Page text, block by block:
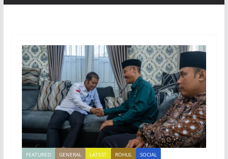
FEATURED GENERAL LATEST ROHUL
SOCIAL